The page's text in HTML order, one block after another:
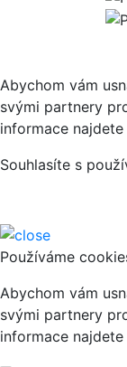
Abychom vám
svými partnery
informace
Souhlasíte s
Používáme
Abychom vám
svými partnery
informace